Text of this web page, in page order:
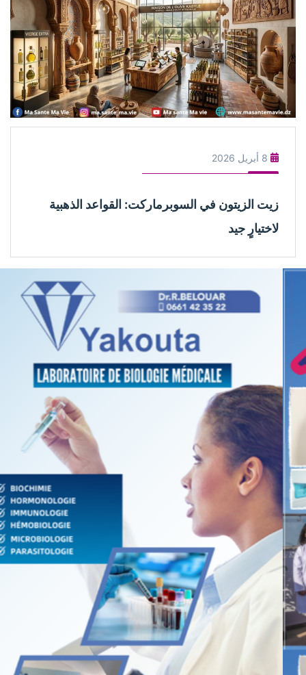
8 أبريل 2026
زيت الزيتون في السوبرماركت: القواعد الذهبية
لاختيارٍ جيد